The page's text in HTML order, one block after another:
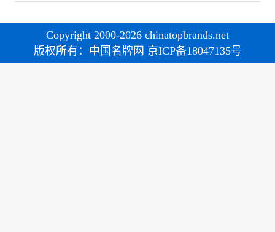
Copyright 2000-2026 chinatopbrands.net
版权所有：中国名牌网 京ICP备18047135号